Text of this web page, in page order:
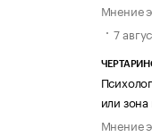
Мнение
7
или
Мнение